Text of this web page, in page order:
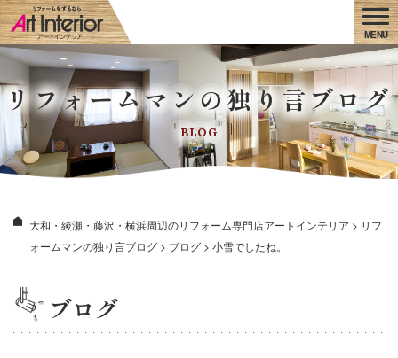
リフォームマンの独り言ブログ
BLOG
大和・綾瀬・藤沢・横浜周辺のリフォーム専門店アートインテリア > リフ
ォームマンの独り言ブログ > ブログ > 小雪でしたね。
ブログ